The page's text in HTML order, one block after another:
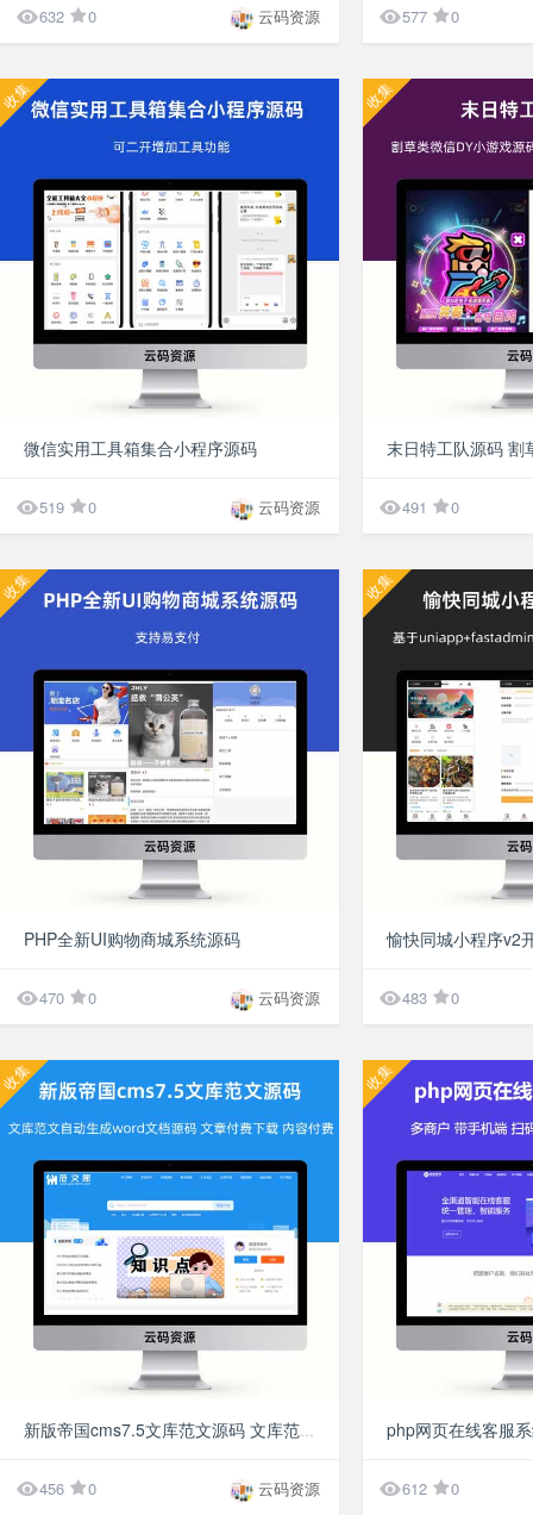
632 0 云码资源 577 0
集
微信实用工具箱集合小程序源码
519 0 云码资源
收集
491 0
集
PHP全新UI购物商城系统源码
470 0 云码资源
收集
483 0
集
456 0 云码资源
收集
612 0